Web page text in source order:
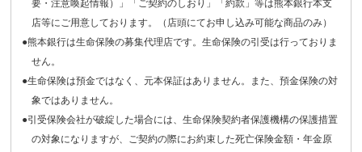
要・注意喚起情報）」「ご契約のしおり」「約款」等は熊本銀行本支
店等にご用意しております。（店頭にてお申し込み可能な商品のみ）
●熊本銀行は生命保険の募集代理店です。生命保険の引受は行っておりま
せん。
●生命保険は預金ではなく、元本保証はありません。また、預金保険の対
象ではありません。
●引受保険会社が破綻した場合には、生命保険契約者保護機構の保護措置
の対象になりますが、ご契約の際にお約束した死亡保険金額・年金原